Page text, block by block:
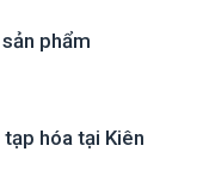
phẩm
hóa tại Kiên